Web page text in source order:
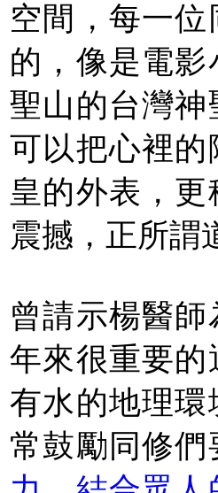
空間，每一
的，像是電
聖山的台灣
可以把心裡
皇的外表，
震撼，正所謂
曾請示楊醫
年來很重要
有水的地理
常鼓勵同修